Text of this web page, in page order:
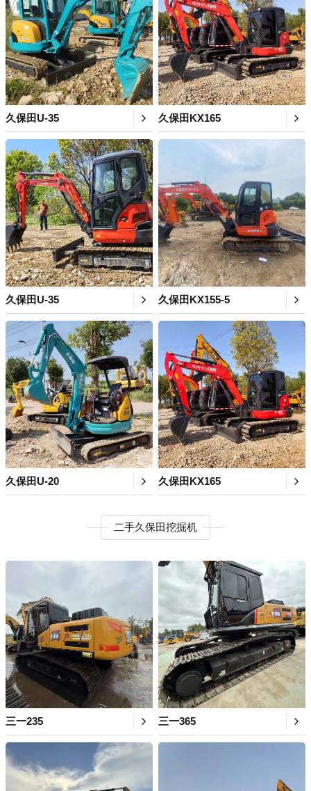
久保田U-35 久保田KX165
久保田U-35 久保田KX155-5
久保田U-20 久保田KX165
二手久保田挖掘机
三一235 三一365